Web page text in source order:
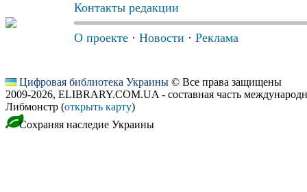
Контакты редакции
О проекте · Новости · Реклама
Цифровая библиотека Украины © Все права защищены
2009-2026, ELIBRARY.COM.UA - составная часть
Либмонстр (открыть карту)
Сохраняя наследие Украины